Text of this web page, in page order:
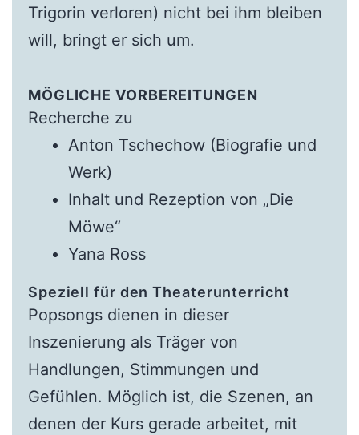
Trigorin verloren) nicht bei ihm bleiben
will, bringt er sich um.
MÖGLICHE VORBEREITUNGEN
Recherche zu
Anton Tschechow (Biografie und
Werk)
Inhalt und Rezeption von „Die
Möwe“
Yana Ross
Speziell für den Theaterunterricht
Popsongs dienen in dieser
Inszenierung als Träger von
Handlungen, Stimmungen und
Gefühlen. Möglich ist, die Szenen, an
denen der Kurs gerade arbeitet, mit